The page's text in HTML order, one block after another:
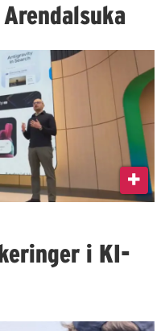
i KI-